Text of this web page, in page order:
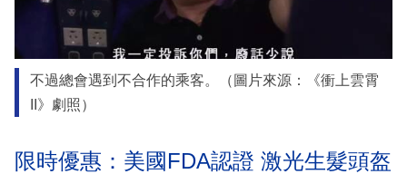
不過總會遇到不合作的乘客。（圖片來源：《衝上雲霄
II》劇照）
限時優惠：美國FDA認證 激光生髮頭盔